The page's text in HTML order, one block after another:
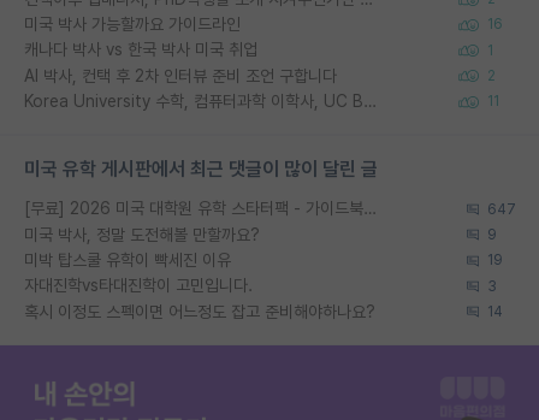
미국 박사 가능할까요 가이드라인 16
캐나다 박사 vs 한국 박사 미국 취업 1
AI 박사, 컨택 후 2차 인터뷰 준비 조언 구합니다 2
Korea University 수학, 컴퓨터과학 이학사, UC Berkeley 산업공학 대학원 공학박사가 되는 것은 쉽지 않겠죠? 11
미국 유학 게시판에서 최근 댓글이 많이 달린 글
[무료] 2026 미국 대학원 유학 스타터팩 - 가이드북 & 합격자 컨택메일 템플릿 647
미국 박사, 정말 도전해볼 만할까요? 9
미박 탑스쿨 유학이 빡세진 이유 19
자대진학vs타대진학이 고민입니다. 3
혹시 이정도 스펙이면 어느정도 잡고 준비해야하나요? 14